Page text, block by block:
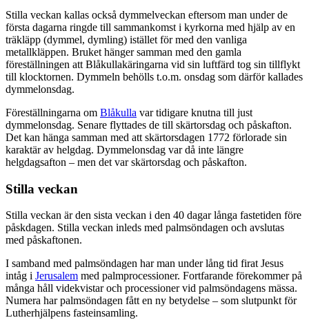
Stilla veckan kallas också dymmelveckan eftersom man under de
första dagarna ringde till sammankomst i kyrkorna med hjälp av en
träkläpp (dymmel, dymling) istället för med den vanliga
metallkläppen. Bruket hänger samman med den gamla
föreställningen att Blåkullakäringarna vid sin luftfärd tog sin tillflykt
till klocktornen. Dymmeln behölls t.o.m. onsdag som därför kallades
dymmelonsdag.
Föreställningarna om Blåkulla var tidigare knutna till just
dymmelonsdag. Senare flyttades de till skärtorsdag och påskafton.
Det kan hänga samman med att skärtorsdagen 1772 förlorade sin
karaktär av helgdag. Dymmelonsdag var då inte längre
helgdagsafton – men det var skärtorsdag och påskafton.
Stilla veckan
Stilla veckan är den sista veckan i den 40 dagar långa fastetiden före
påskdagen. Stilla veckan inleds med palmsöndagen och avslutas
med påskaftonen.
I samband med palmsöndagen har man under lång tid firat Jesus
intåg i Jerusalem med palmprocessioner. Fortfarande förekommer på
många håll videkvistar och processioner vid palmsöndagens mässa.
Numera har palmsöndagen fått en ny betydelse – som slutpunkt för
Lutherhjälpens fasteinsamling.